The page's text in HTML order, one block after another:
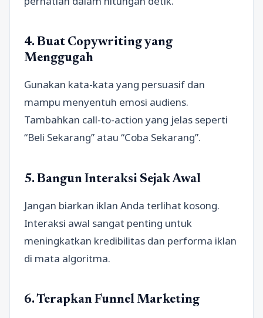
4. Buat Copywriting yang
Menggugah
Gunakan kata-kata yang persuasif dan
mampu menyentuh emosi audiens.
Tambahkan call-to-action yang jelas seperti
“Beli Sekarang” atau “Coba Sekarang”.
5. Bangun Interaksi Sejak Awal
Jangan biarkan iklan Anda terlihat kosong.
Interaksi awal sangat penting untuk
meningkatkan kredibilitas dan performa iklan
di mata algoritma.
6. Terapkan Funnel Marketing